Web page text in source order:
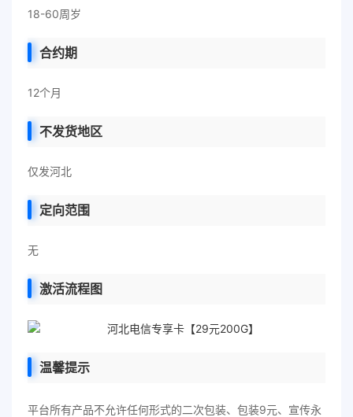
18-60周岁
合约期
12个月
不发货地区
仅发河北
定向范围
无
激活流程图
温馨提示
平台所有产品不允许任何形式的二次包装、包装9元、宣传永